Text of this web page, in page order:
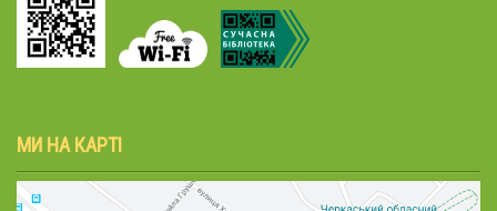
МИ НА КАРТІ